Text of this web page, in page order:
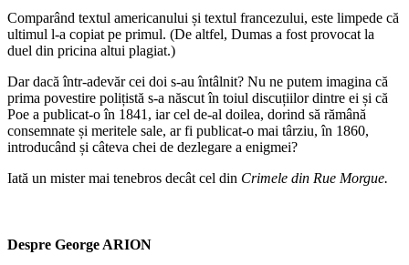
Comparând textul americanului și textul francezului, este limpede că
ultimul l-a copiat pe primul. (De altfel, Dumas a fost provocat la
duel din pricina altui plagiat.)
Dar dacă într-adevăr cei doi s-au întâlnit? Nu ne putem imagina că
prima povestire polițistă s-a născut în toiul discuțiilor dintre ei și că
Poe a publicat-o în 1841, iar cel de-al doilea, dorind să rămână
consemnate și meritele sale, ar fi publicat-o mai târziu, în 1860,
introducând și câteva chei de dezlegare a enigmei?
Iată un mister mai tenebros decât cel din Crimele din Rue Morgue.
Despre George ARION